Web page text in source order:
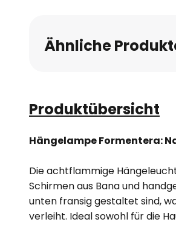
Ähnliche
Produktübersicht
Hängelampe Formentera:
Die achtflammige
Schirmen aus Bana und
unten fransig gestaltet sind,
verleiht. Ideal sowohl für die